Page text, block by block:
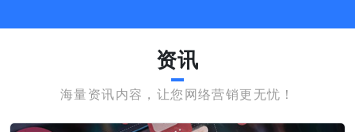
资讯
海量资讯内容，让您网络营销更无忧！